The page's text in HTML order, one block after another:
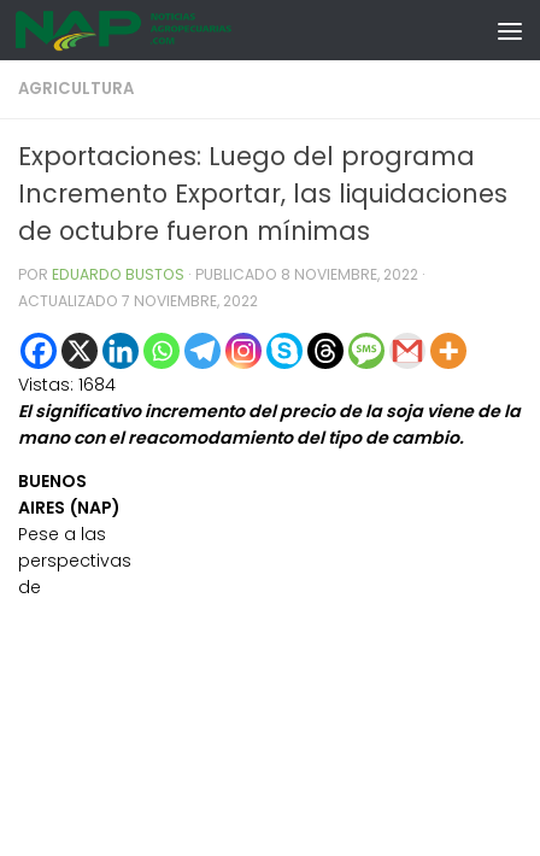
Skip to content
AGRICULTURA
Exportaciones: Luego del programa
Incremento Exportar, las liquidaciones
de octubre fueron mínimas
POR EDUARDO BUSTOS · PUBLICADO 8 NOVIEMBRE, 2022 ·
ACTUALIZADO 7 NOVIEMBRE, 2022
Vistas: 1684
El significativo incremento del precio de la soja viene de la
mano con el reacomodamiento del tipo de cambio.
BUENOS
AIRES (NAP)
Pese a las
perspectivas
de